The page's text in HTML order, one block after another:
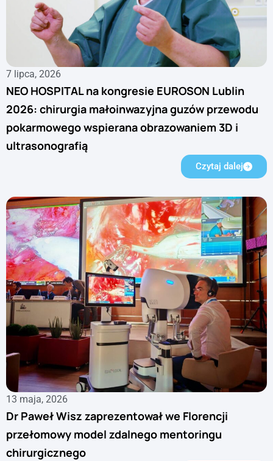
7 lipca, 2026
NEO HOSPITAL na kongresie EUROSON Lublin
2026: chirurgia małoinwazyjna guzów przewodu
pokarmowego wspierana obrazowaniem 3D i
ultrasonografią
Czytaj dalej
13 maja, 2026
Dr Paweł Wisz zaprezentował we Florencji
przełomowy model zdalnego mentoringu
chirurgicznego